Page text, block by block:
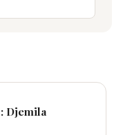
Djemila